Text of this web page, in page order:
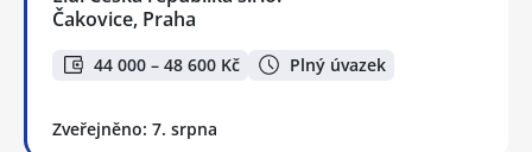
Čakovice, Praha
44 000 – 48 600 Kč Plný úvazek
Zveřejněno: 7. srpna